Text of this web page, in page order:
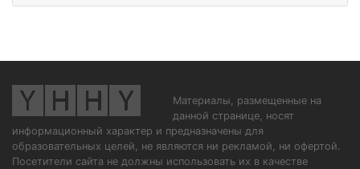
Материалы, размещенные на
данной странице, носят
информационный характер и предназначены для
образовательных целей, не являются ни рекламой, ни офертой.
Посетители сайта не должны использовать их в качестве